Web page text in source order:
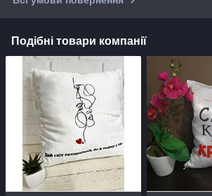
Подібні товари компанії